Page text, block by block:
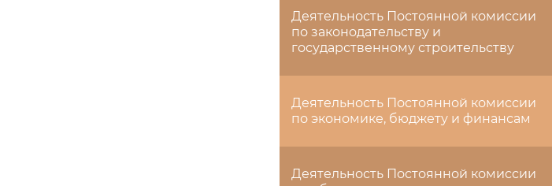
Деятельность Постоянной комиссии
по законодательству и
государственному строительству
Деятельность Постоянной комиссии
по экономике, бюджету и финансам
Деятельность Постоянной комиссии